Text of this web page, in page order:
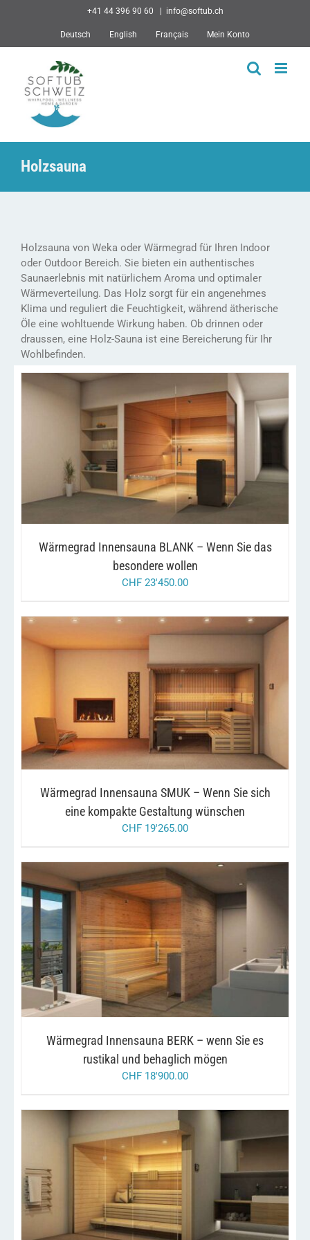
+41 44 396 90 60 info@softub.ch
Deutsch English Français Mein Konto
Holzsauna
Holzsauna von Weka oder Wärmegrad für Ihren Indoor
oder Outdoor Bereich. Sie bieten ein authentisches
Saunaerlebnis mit natürlichem Aroma und optimaler
Wärmeverteilung. Das Holz sorgt für ein angenehmes
Klima und reguliert die Feuchtigkeit, während ätherische
Öle eine wohltuende Wirkung haben. Ob drinnen oder
draussen, eine Holz-Sauna ist eine Bereicherung für Ihr
Wohlbefinden.
IN DEN WARENKORB / DETAILS
Wärmegrad Innensauna BLANK – Wenn Sie das
besondere wollen
CHF 23'450.00
IN DEN WARENKORB / DETAILS
Wärmegrad Innensauna SMUK – Wenn Sie sich
eine kompakte Gestaltung wünschen
CHF 19'265.00
IN DEN WARENKORB / DETAILS
Wärmegrad Innensauna BERK – wenn Sie es
rustikal und behaglich mögen
CHF 18'900.00
IN DEN WARENKORB /